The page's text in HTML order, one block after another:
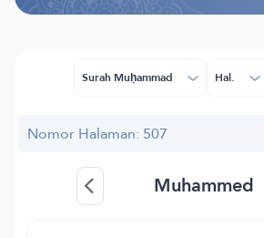
Surah Muḥammad Hal.
Nomor Halaman: 507
Muhammed